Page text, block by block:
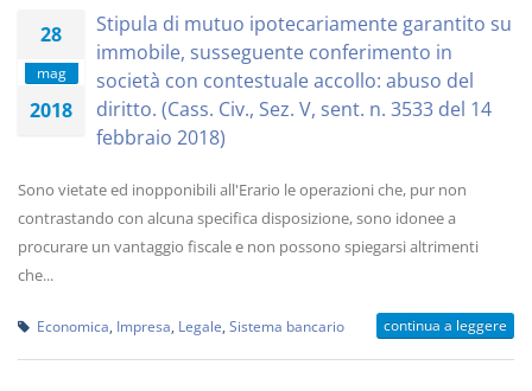
28
mag
2018
Stipula di mutuo ipotecariamente garantito su
immobile, susseguente conferimento in
società con contestuale accollo: abuso del
diritto. (Cass. Civ., Sez. V, sent. n. 3533 del 14
febbraio 2018)
Sono vietate ed inopponibili all'Erario le operazioni che, pur non
contrastando con alcuna specifica disposizione, sono idonee a
procurare un vantaggio fiscale e non possono spiegarsi altrimenti
che...
Economica Impresa Legale Sistema bancario continua a leggere